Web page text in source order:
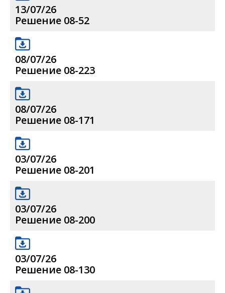
13/07/26
Решение 08-52
08/07/26
Решение 08-223
08/07/26
Решение 08-171
03/07/26
Решение 08-201
03/07/26
Решение 08-200
03/07/26
Решение 08-130